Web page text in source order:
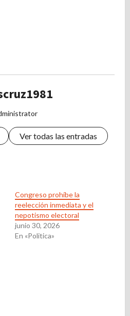
Ver todas las entradas
Congreso prohíbe la
reelección inmediata y el
nepotismo electoral
junio 30, 2026
En «Politica»